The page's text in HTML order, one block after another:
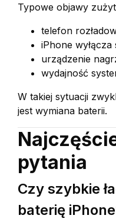
Typowe objawy
telefon
iPhone
urządzenie
wydajność
W takiej sytuacji
jest wymiana baterii.
pytania
Czy szybkie
baterię